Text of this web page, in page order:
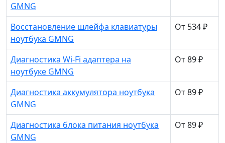
GMNG
Восстановление шлейфа клавиатуры
ноутбука GMNG
От 534 ₽
Диагностика Wi-Fi адаптера на
ноутбуке GMNG
От 89 ₽
Диагностика аккумулятора ноутбука
GMNG
От 89 ₽
Диагностика блока питания ноутбука
GMNG
От 89 ₽